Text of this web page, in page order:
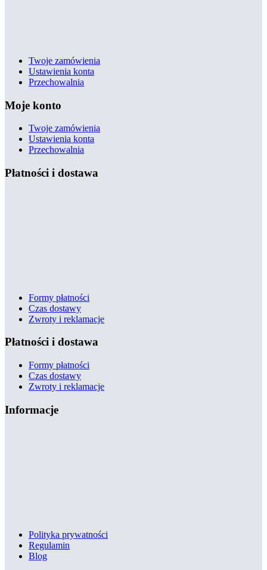
Twoje zamówienia
Ustawienia konta
Przechowalnia
Moje konto
Twoje zamówienia
Ustawienia konta
Przechowalnia
Płatności i dostawa
Formy płatności
Czas dostawy
Zwroty i reklamacje
Płatności i dostawa
Formy płatności
Czas dostawy
Zwroty i reklamacje
Informacje
Polityka prywatności
Regulamin
Blog